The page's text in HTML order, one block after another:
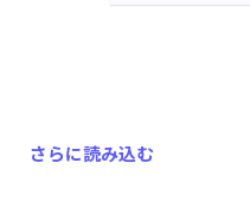
さらに読み込む